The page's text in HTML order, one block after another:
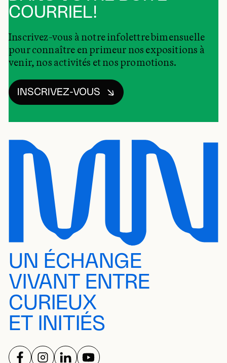
COURRIEL!
Inscrivez-vous à notre infolettre bimensuelle
pour connaître en primeur nos expositions à
venir, nos activités et nos promotions.
INSCRIVEZ-VOUS
UN ÉCHANGE
VIVANT ENTRE
CURIEUX
ET INITIÉS
SUIVEZ-NOUS SUR
SUIVEZ-NOUS SUR
SUIVEZ-NOUS SUR
SUIVEZ-NOUS SUR